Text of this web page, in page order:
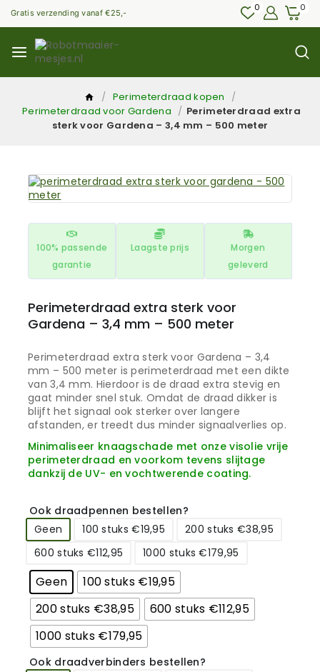
Gratis verzending vanaf €25,- 0 0
/ Perimeterdraad kopen
/
Perimeterdraad voor Gardena / Perimeterdraad extra
sterk voor Gardena – 3,4 mm – 500 meter
100% passende
garantie
Laagste prijs
Morgen
geleverd
Perimeterdraad extra sterk voor
Gardena – 3,4 mm – 500 meter
Perimeterdraad extra sterk voor Gardena – 3,4
mm – 500 meter is perimeterdraad met een dikte
van 3,4 mm. Hierdoor is de draad extra stevig en
gaat minder snel stuk. Omdat de draad dikker is
blijft het signaal ook sterker over langere
afstanden, er treedt dus minder signaalverlies op.
Minimaliseer knaagschade met onze visolie vrije
perimeterdraad en voorkom tevens slijtage
dankzij de UV- en vochtwerende coating.
Ook draadpennen bestellen?
Geen
100 stuks €19,95
200 stuks €38,95
600 stuks €112,95
1000 stuks €179,95
Geen
100 stuks €19,95
200 stuks €38,95
600 stuks €112,95
1000 stuks €179,95
Ook draadverbinders bestellen?